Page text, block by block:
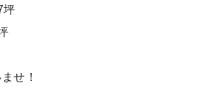
坪
せ！